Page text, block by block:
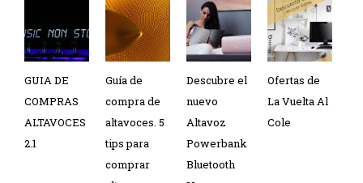
GUIA DE
COMPRAS
ALTAVOCES
2.1
Guía de
compra de
altavoces. 5
tips para
comprar
Descubre el
nuevo
Altavoz
Powerbank
Bluetooth
Ofertas de
La Vuelta Al
Cole